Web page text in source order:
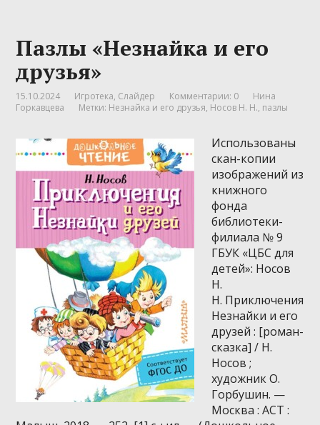
Пазлы «Незнайка и его
друзья»
15.10.2024 Игротека, Слайдер Комментарии: 0
Нина
Горкавцева
Метки: Незнайка и его друзья, Носов Н. Н., пазлы
Использованы
скан-копии
изображений из
книжного
фонда
библиотеки-
филиала № 9
ГБУК «ЦБС для
детей»: Носов
Н.
Н. Приключения
Незнайки и его
друзей : [роман-
сказка] / Н.
Носов ;
художник О.
Горбушин. —
Москва : АСТ :